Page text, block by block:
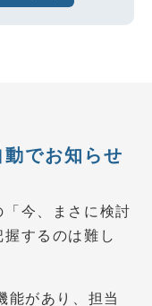
動でお知らせ
今、まさに検討
するのは難し
能があり、担当